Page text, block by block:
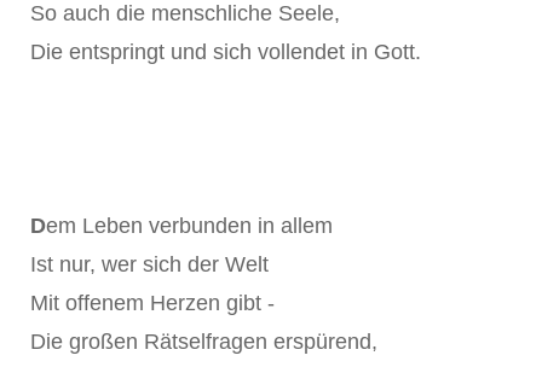
So auch die menschliche Seele,
Die entspringt und sich vollendet in Gott.
Dem Leben verbunden in allem
Ist nur, wer sich der Welt
Mit offenem Herzen gibt -
Die großen Rätselfragen erspürend,